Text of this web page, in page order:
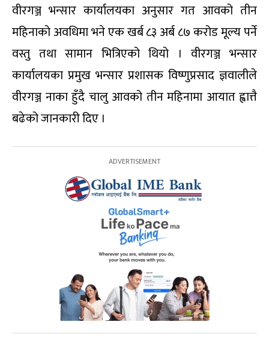
वीरगञ्ज भन्सार कार्यालयका अनुसार गत आवको तीन
महिनाको अवधिमा भने एक खर्ब ८३ अर्ब ८७ करोड मूल्य पर्ने
वस्तु तथा सामान भित्रिएको थियो । वीरगञ्ज भन्सार
कार्यालयका प्रमुख भन्सार प्रशासक विष्णुप्रसाद ज्ञवालीले
वीरगञ्ज नाका हुँदै चालु आवको तीन महिनामा आयात ह्वात्तै
बढेको जानकारी दिए ।